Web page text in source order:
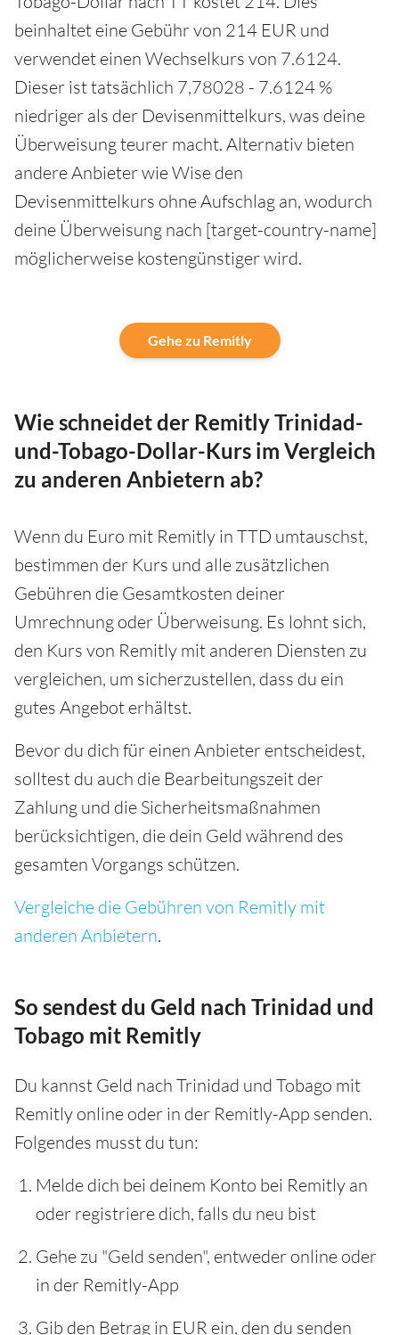
beinhaltet eine Gebühr von 214 EUR und
verwendet einen Wechselkurs von 7.6124.
Dieser ist tatsächlich 7,78028 - 7.6124 %
niedriger als der Devisenmittelkurs, was deine
Überweisung teurer macht. Alternativ bieten
andere Anbieter wie Wise den
Devisenmittelkurs ohne Aufschlag an, wodurch
deine Überweisung nach [target-country-name]
möglicherweise kostengünstiger wird.
Gehe zu Remitly
Wie schneidet der Remitly Trinidad-
und-Tobago-Dollar-Kurs im Vergleich
zu anderen Anbietern ab?
Wenn du Euro mit Remitly in TTD umtauschst,
bestimmen der Kurs und alle zusätzlichen
Gebühren die Gesamtkosten deiner
Umrechnung oder Überweisung. Es lohnt sich,
den Kurs von Remitly mit anderen Diensten zu
vergleichen, um sicherzustellen, dass du ein
gutes Angebot erhältst.
Bevor du dich für einen Anbieter entscheidest,
solltest du auch die Bearbeitungszeit der
Zahlung und die Sicherheitsmaßnahmen
berücksichtigen, die dein Geld während des
gesamten Vorgangs schützen.
Vergleiche die Gebühren von Remitly mit
anderen Anbietern.
So sendest du Geld nach Trinidad und
Tobago mit Remitly
Du kannst Geld nach Trinidad und Tobago mit
Remitly online oder in der Remitly-App senden.
Folgendes musst du tun:
Melde dich bei deinem Konto bei Remitly an
oder registriere dich, falls du neu bist
Gehe zu "Geld senden", entweder online oder
in der Remitly-App
Gib den Betrag in EUR ein, den du senden